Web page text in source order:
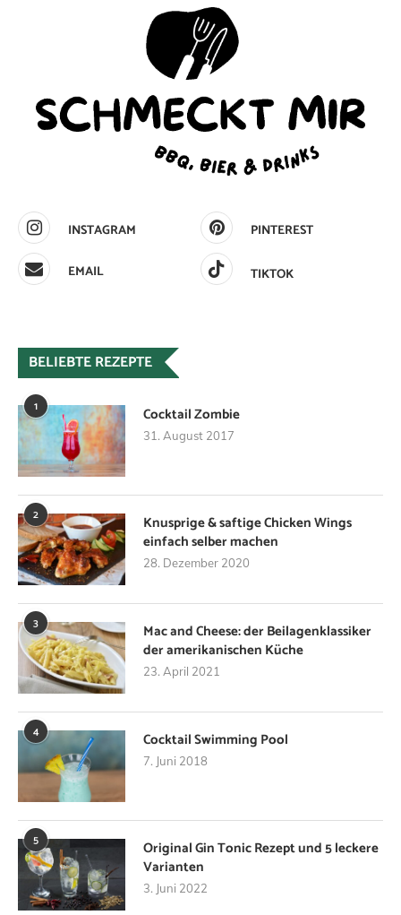
INSTAGRAM
PINTEREST
EMAIL
TIKTOK
BELIEBTE REZEPTE
1 Cocktail Zombie
31. August 2017
2
Knusprige & saftige Chicken Wings
einfach selber machen
28. Dezember 2020
3
Mac and Cheese: der Beilagenklassiker
der amerikanischen Küche
23. April 2021
4 Cocktail Swimming Pool
7. Juni 2018
5
Original Gin Tonic Rezept und 5 leckere
Varianten
3. Juni 2022